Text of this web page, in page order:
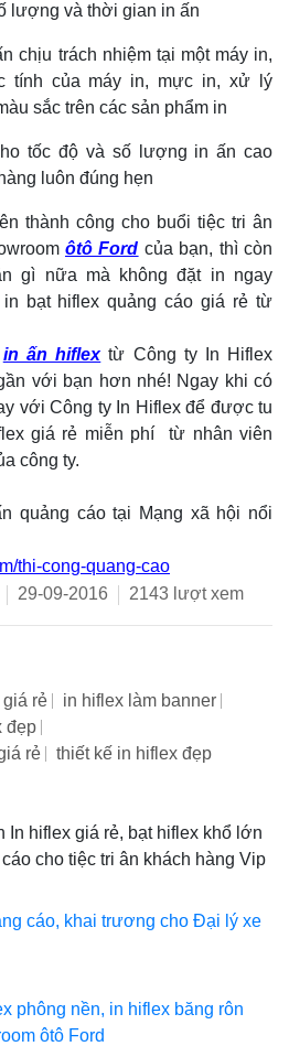
lượng và thời gian in ấn
chịu trách nhiệm tại một máy in,
tính của máy in, mực in, xử lý
sắc trên các sản phẩm in
tốc độ và số lượng in ấn cao
luôn đúng hẹn
thành công cho buổi tiệc tri ân
ôtô Ford của bạn, thì còn
gì nữa mà không đặt in ngay
in bạt hiflex quảng cáo giá rẻ từ
in ấn hiflextừ Công ty In Hiflex
với bạn hơn nhé! Ngay khi có
với Công ty In Hiflex để được tu
giá rẻ miễn phí từ nhân viên
công ty.
quảng cáo tại Mạng xã hội nổi
thi-cong-quang-cao
29-09-2016 2143 lượt xem
rẻ
in hiflex làm banner
đẹp
rẻ
thiết kế in hiflex đẹp
In hiflex giá rẻ, bạt hiflex khổ lớn
cho tiệc tri ân khách hàng Vip
cáo, khai trương cho Đại lý xe
phông nền, in hiflex băng rôn
ôtô Ford